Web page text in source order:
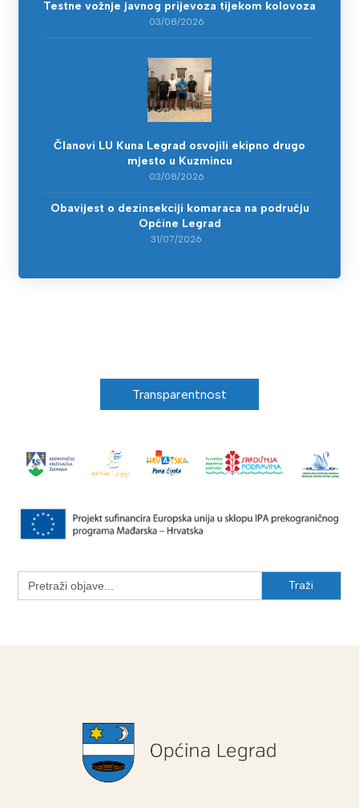
Testne vožnje javnog prijevoza tijekom kolovoza
03/08/2026
Članovi LU Kuna Legrad osvojili ekipno drugo
mjesto u Kuzmincu
03/08/2026
Obavijest o dezinsekciji komaraca na području
Općine Legrad
31/07/2026
Transparentnost
Search
for: